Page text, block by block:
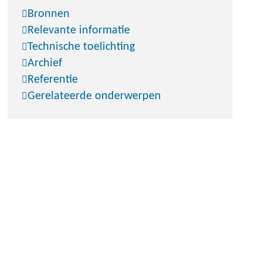
Bronnen
Relevante informatie
Technische toelichting
Archief
Referentie
Gerelateerde onderwerpen